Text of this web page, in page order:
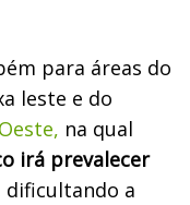
para áreas do
leste e do
na qual
irá prevalecer
dificultando a